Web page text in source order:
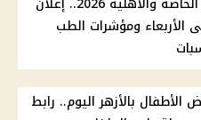
الأربعاء ومؤشرات الطب
الأطفال بالأزهر اليوم.. رابط